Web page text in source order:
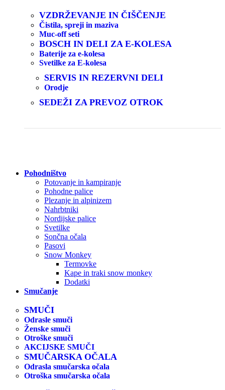
VZDRŽEVANJE IN ČIŠČENJE
Čistila, spreji in maziva
Muc-off seti
BOSCH IN DELI ZA E-KOLESA
Baterije za e-kolesa
Svetilke za E-kolesa
SERVIS IN REZERVNI DELI
Orodje
SEDEŽI ZA PREVOZ OTROK
Pohodništvo
Potovanje in kampiranje
Pohodne palice
Plezanje in alpinizem
Nahrbtniki
Nordijske palice
Svetilke
Sončna očala
Pasovi
Snow Monkey
Termovke
Kape in traki snow monkey
Dodatki
Smučanje
SMUČI
Odrasle smuči
Ženske smuči
Otroške smuči
AKCIJSKE SMUČI
SMUČARSKA OČALA
Odrasla smučarska očala
Otroška smučarska očala